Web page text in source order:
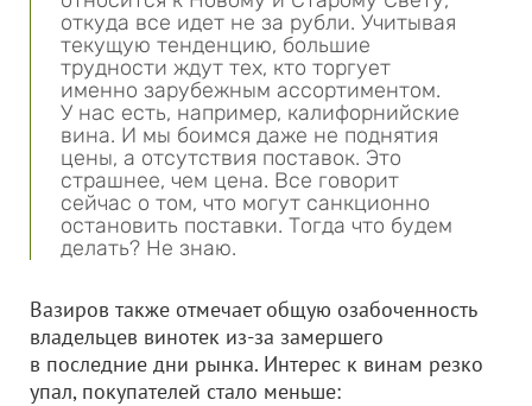
откуда все идет не за рубли. Учитывая
текущую тенденцию, большие
трудности ждут тех, кто торгует
именно зарубежным ассортиментом.
У нас есть, например, калифорнийские
вина. И мы боимся даже не поднятия
цены, а отсутствия поставок. Это
страшнее, чем цена. Все говорит
сейчас о том, что могут санкционно
остановить поставки. Тогда что будем
делать? Не знаю.
Вазиров также отмечает общую озабоченность
владельцев винотек из-за замершего
в последние дни рынка. Интерес к винам резко
упал, покупателей стало меньше: